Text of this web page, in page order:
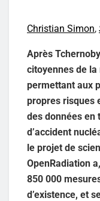
Christian Simon,
Après
citoyennes de
permettant aux
propres risques
des données en
d’accident
le projet de
OpenRadiation
850 000
d’existence, et